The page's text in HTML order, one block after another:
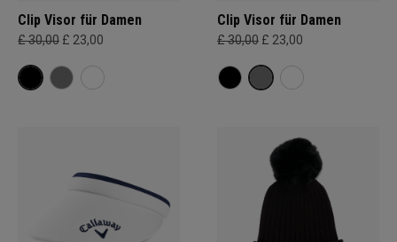
Clip Visor für Damen
£ 30,00 £ 23,00
Clip Visor für Damen
£ 30,00 £ 23,00